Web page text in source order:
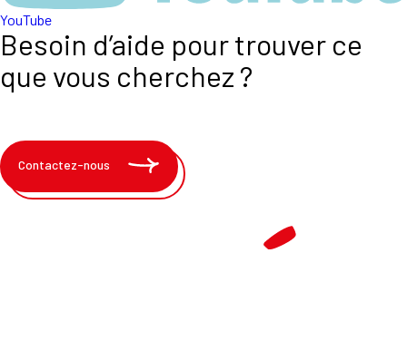
YouTube
Besoin d’aide pour trouver ce
que vous cherchez ?
Contactez-nous